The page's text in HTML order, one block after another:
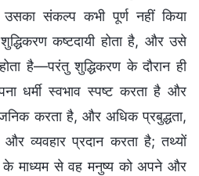
उसका संकल्प कभी पूर्ण नहीं किया
कष्टदायी होता है, और उसे
है—परंतु शुद्धिकरण के दौरान ही
धर्मी स्वभाव स्पष्ट करता है और
करता है, और अधिक प्रबुद्धता,
व्यवहार प्रदान करता है; तथ्यों
माध्यम से वह मनुष्य को अपने और